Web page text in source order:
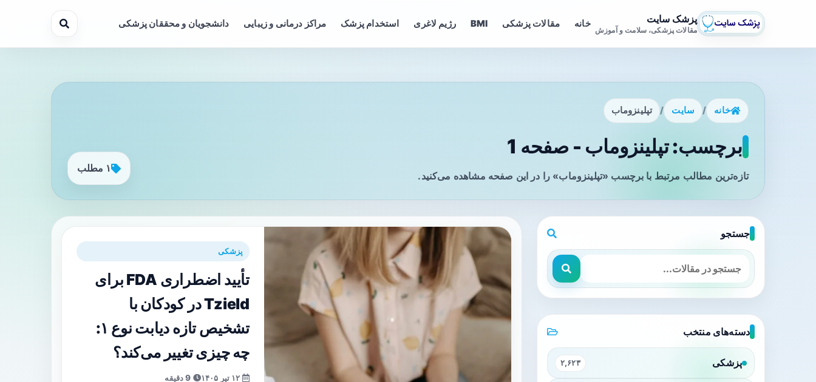
پزشک سایت
مقالات پزشکی، سلامت و آموزش
خانه مقالات پزشکی BMI رژیم لاغری استخدام پزشک مراکز درمانی و زیبایی دانشجویان و محققان پزشکی
خانه / سایت / تپلینزوماب
برچسب: تپلینزوماب - صفحه 1
تازه‌ترین مطالب مرتبط با برچسب «تپلینزوماب» را در این صفحه مشاهده می‌کنید.
۱ مطلب
پزشکی
تأیید اضطراری FDA برای
Tzield در کودکان با
تشخیص تازه دیابت نوع ۱:
چه چیزی تغییر می‌کند؟
جستجو
دسته‌های منتخب
پزشکی ۲,۶۲۳